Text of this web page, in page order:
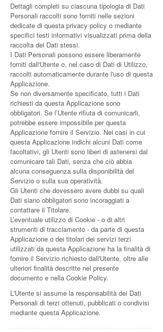
Dettagli completi su ciascuna tipologia di Dati
Personali raccolti sono forniti nelle sezioni
dedicate di questa privacy policy o mediante
specifici testi informativi visualizzati prima della
raccolta dei Dati stessi.
I Dati Personali possono essere liberamente
forniti dall'Utente o, nel caso di Dati di Utilizzo,
raccolti automaticamente durante l'uso di questa
Applicazione.
Se non diversamente specificato, tutti i Dati
richiesti da questa Applicazione sono
obbligatori. Se l’Utente rifiuta di comunicarli,
potrebbe essere impossibile per questa
Applicazione fornire il Servizio. Nei casi in cui
questa Applicazione indichi alcuni Dati come
facoltativi, gli Utenti sono liberi di astenersi dal
comunicare tali Dati, senza che ciò abbia
alcuna conseguenza sulla disponibilità del
Servizio o sulla sua operatività.
Gli Utenti che dovessero avere dubbi su quali
Dati siano obbligatori sono incoraggiati a
contattare il Titolare.
L’eventuale utilizzo di Cookie - o di altri
strumenti di tracciamento - da parte di questa
Applicazione o dei titolari dei servizi terzi
utilizzati da questa Applicazione ha la finalità di
fornire il Servizio richiesto dall'Utente, oltre alle
ulteriori finalità descritte nel presente
documento e nella Cookie Policy.
L'Utente si assume la responsabilità dei Dati
Personali di terzi ottenuti, pubblicati o condivisi
mediante questa Applicazione.